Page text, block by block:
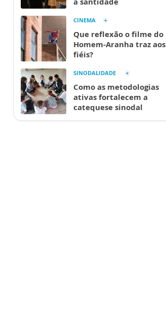
CINEMA
Que reflexão o filme do
Homem-Aranha traz aos
fiéis?
SINODALIDADE
Como as metodologias
ativas fortalecem a
catequese sinodal